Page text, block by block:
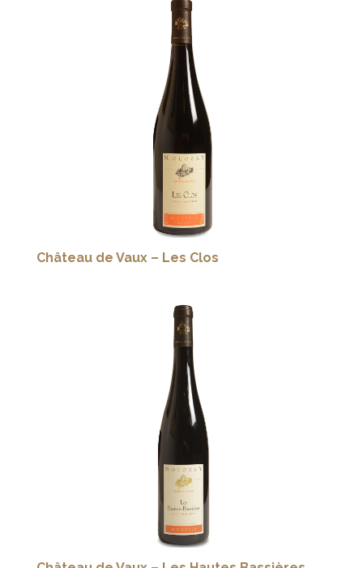
Château de Vaux – Les Clos